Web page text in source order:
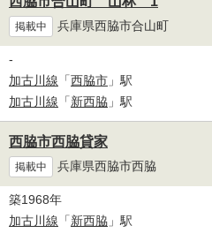
掲載中 兵庫県西脇市合山町
-
加古川線 「西脇市 」駅
加古川線 「新西脇 」駅
西脇市西脇貸家
掲載中 兵庫県西脇市西脇
築1968年
加古川線 「新西脇 」駅